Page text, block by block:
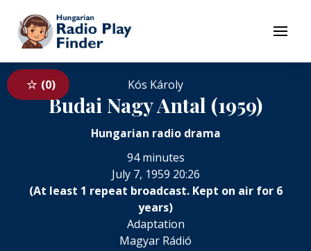
To contents
Menu
0 Kós Károly
Budai Nagy Antal (1959)
Hungarian radio drama
94 minutes
July 7, 1959 20:26
(At least 1 repeat broadcast. Kept on air for 6
years)
Adaptation
Magyar Rádió